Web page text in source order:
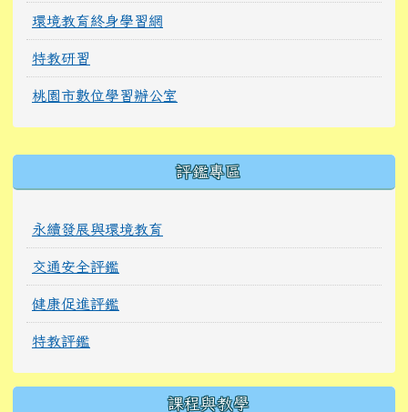
環境教育終身學習網
特教研習
桃園市數位學習辦公室
評鑑專區
永續發展與環境教育
交通安全評鑑
健康促進評鑑
特教評鑑
課程與教學